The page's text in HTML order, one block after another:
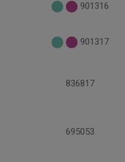
901316
901317
836817
695053